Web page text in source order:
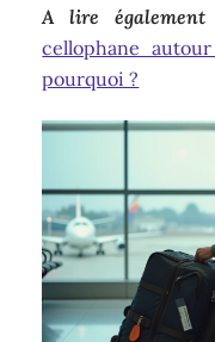
A lire
cellophane
pourquoi ?